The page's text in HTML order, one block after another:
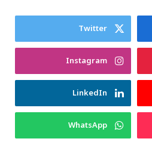
Twitter
Instagram
LinkedIn
WhatsApp